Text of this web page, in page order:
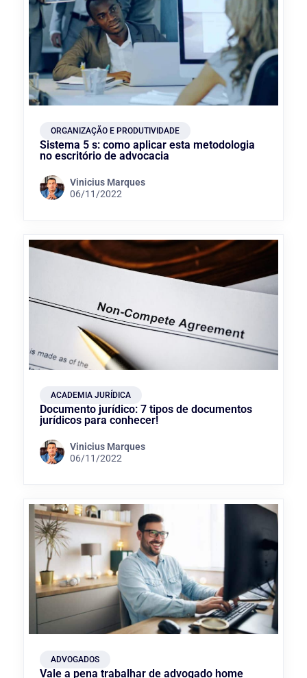
ORGANIZAÇÃO E PRODUTIVIDADE
Sistema 5 s: como aplicar esta metodologia
no escritório de advocacia
Vinicius Marques
06/11/2022
ACADEMIA JURÍDICA
Documento jurídico: 7 tipos de documentos
jurídicos para conhecer!
Vinicius Marques
06/11/2022
ADVOGADOS
Vale a pena trabalhar de advogado home